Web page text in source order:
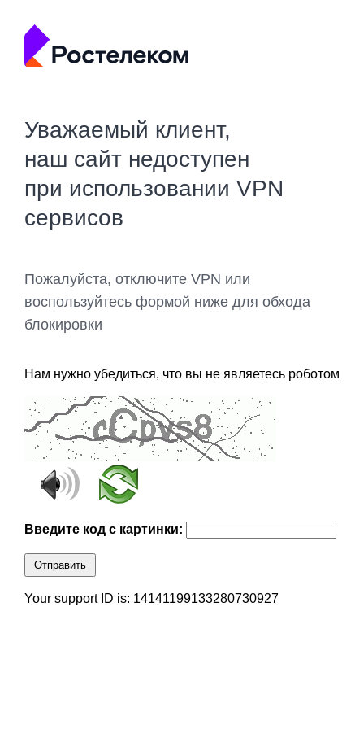
Уважаемый клиент,
наш сайт недоступен
при использовании VPN
сервисов
Пожалуйста, отключите VPN или
воспользуйтесь формой ниже для обхода
блокировки
Нам нужно убедиться, что вы не являетесь роботом
Введите код с картинки:
Отправить
Your support ID is: 14141199133280730927